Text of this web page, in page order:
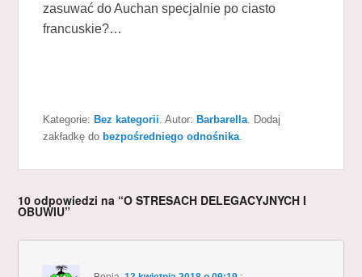
zasuwać do Auchan specjalnie po ciasto
francuskie?…
Kategorie: Bez kategorii . Autor: Barbarella . Dodaj
zakładkę do bezpośredniego odnośnika
10 odpowiedzi na “O STRESACH DELEGACYJNYCH I
OBUWIU”